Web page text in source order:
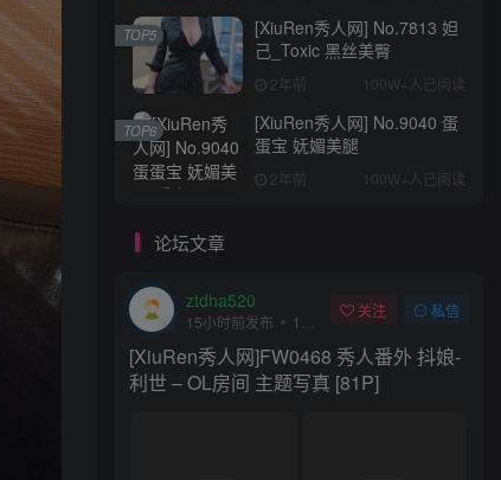
Coser网络美女
ztdha520
16小时前发布
关注 私信
Coser美女_三刀刀miido_No.038 – 圣诞
小鹿 主题写真 [30P]
[XiuRen秀人网] No.7813 妲
己_Toxic 黑丝美臀
2年前 100W+人已阅读
TOP5
[XiuRen秀人网] No.9040 蛋
蛋宝 妩媚美腿
2年前 100W+人已阅读
TOP6
论坛文章
ztdha520
15小时前发布 1次阅读
关注 私信
[XiuRen秀人网]FW0468 秀人番外 抖娘-
利世 – OL房间 主题写真 [81P]